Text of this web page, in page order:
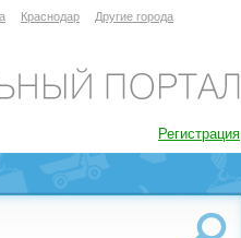
Краснодар Другие города
Регистрация